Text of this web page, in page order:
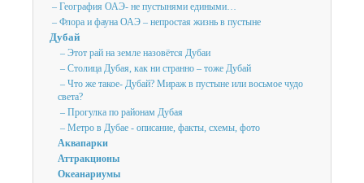
– География ОАЭ- не пустынями едиными…
– Флора и фауна ОАЭ – непростая жизнь в пустыне
Дубай
– Этот рай на земле назовётся Дубаи
– Столица Дубая, как ни странно – тоже Дубай
– Что же такое- Дубай? Мираж в пустыне или восьмое чудо
света?
– Прогулка по районам Дубая
– Метро в Дубае - описание, факты, схемы, фото
Аквапарки
Аттракционы
Океанариумы